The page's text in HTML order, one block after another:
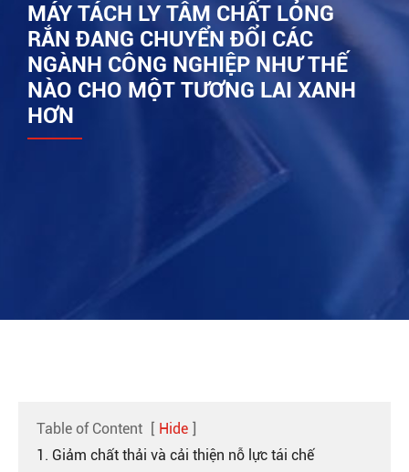
MÁY TÁCH LY TÂM CHẤT LỎNG
RẮN ĐANG CHUYỂN ĐỔI CÁC
NGÀNH CÔNG NGHIỆP NHƯ THẾ
NÀO CHO MỘT TƯƠNG LAI XANH
HƠN
Table of Content [ Hide ]
1. Giảm chất thải và cải thiện nỗ lực tái chế